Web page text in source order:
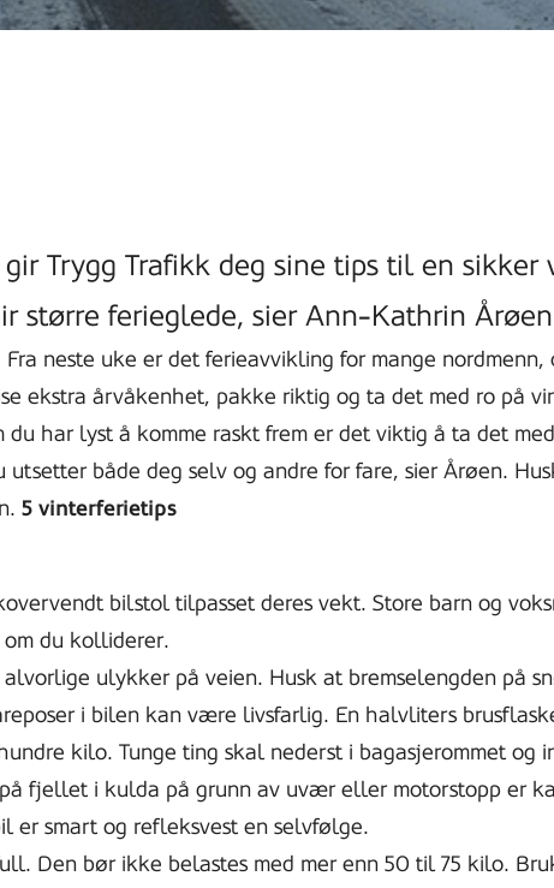
Trygg Trafikk deg sine tips til en
større ferieglede, sier Ann-Kathrin
neste uke er det ferieavvikling for mange
ekstra årvåkenhet, pakke riktig og ta det med ro på
har lyst å komme raskt frem er det viktig å ta det
både deg selv og andre for fare, sier Årøen.
5 vinterferietips
bilstol tilpasset deres vekt. Store barn og
du kolliderer.
ulykker på veien. Husk at bremselengden på
i bilen kan være livsfarlig. En halvliters
kilo. Tunge ting skal nederst i bagasjerommet og
fjellet i kulda på grunn av uvær eller motorstopp er
er smart og refleksvest en selvfølge.
Den bør ikke belastes med mer enn 50 til 75 kilo.